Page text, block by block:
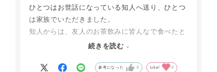
ひとつはお世話になっている知人へ送り、ひとつ
は家族でいただきました。
知人からは、友人のお茶飲みに皆んなで食べたと
のこと、それはそれは大変喜んで頂きました。
て、とても美味しく頂きました。
続きを読む
参考になった 0 Like! 0